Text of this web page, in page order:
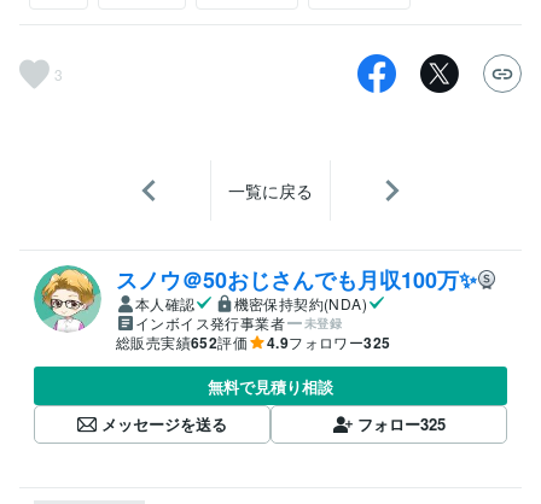
3
一覧に戻る
スノウ＠50おじさんでも月収100万✨
本人確認
機密保持契約(NDA)
インボイス発行事業者
未登録
総販売実績652評価 4.9フォロワー325
無料で見積り相談
メッセージを送る
フォロー325